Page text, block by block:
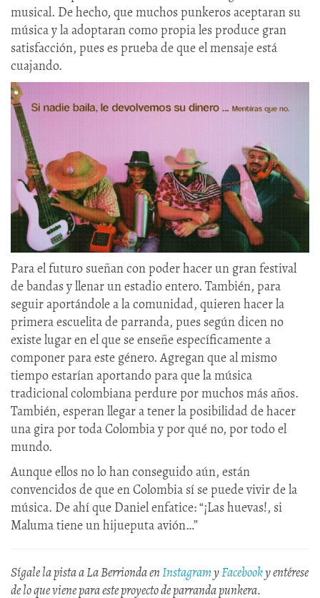
musical. De hecho, que muchos punkeros aceptaran su
música y la adoptaran como propia les produce gran
satisfacción, pues es prueba de que el mensaje está
cuajando.
Para el futuro sueñan con poder hacer un gran festival
de bandas y llenar un estadio entero. También, para
seguir aportándole a la comunidad, quieren hacer la
primera escuelita de parranda, pues según dicen no
existe lugar en el que se enseñe específicamente a
componer para este género. Agregan que al mismo
tiempo estarían aportando para que la música
tradicional colombiana perdure por muchos más años.
También, esperan llegar a tener la posibilidad de hacer
una gira por toda Colombia y por qué no, por todo el
mundo.
Aunque ellos no lo han conseguido aún, están
convencidos de que en Colombia sí se puede vivir de la
música. De ahí que Daniel enfatice: “¡Las huevas!, si
Maluma tiene un hijueputa avión…”
Sígale la pista a La Berrionda enInstagramyFacebooky entérese
de lo que viene para este proyecto de parranda punkera.